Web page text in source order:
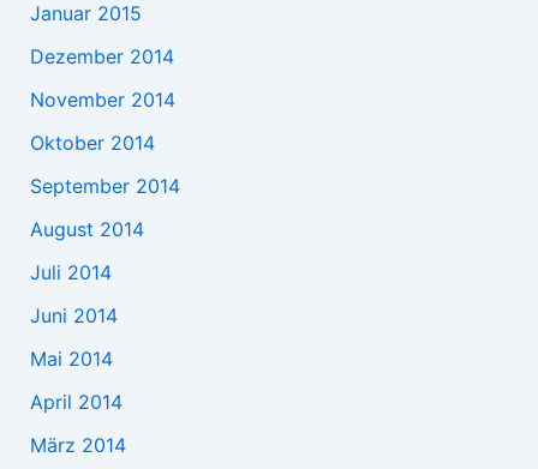
Januar 2015
Dezember 2014
November 2014
Oktober 2014
September 2014
August 2014
Juli 2014
Juni 2014
Mai 2014
April 2014
März 2014